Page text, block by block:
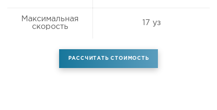
Максимальная
скорость
17 уз
РАССЧИТАТЬ СТОИМОСТЬ